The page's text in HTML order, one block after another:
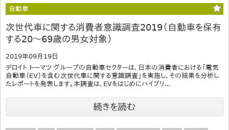
自動車
次世代車に関する消費者意識調査2019（自動車を保有
する20～69歳の男女対象）
2019年09月19日
デロイト トーマツ グループの自動車セクターは、日本の消費者における「電気
自動車（EV）を含む次世代車に関する意識調査」を実施し、その結果を分析し
たレポートを発表します。本調査は、EVをはじめにハイブリ...
続きを読む